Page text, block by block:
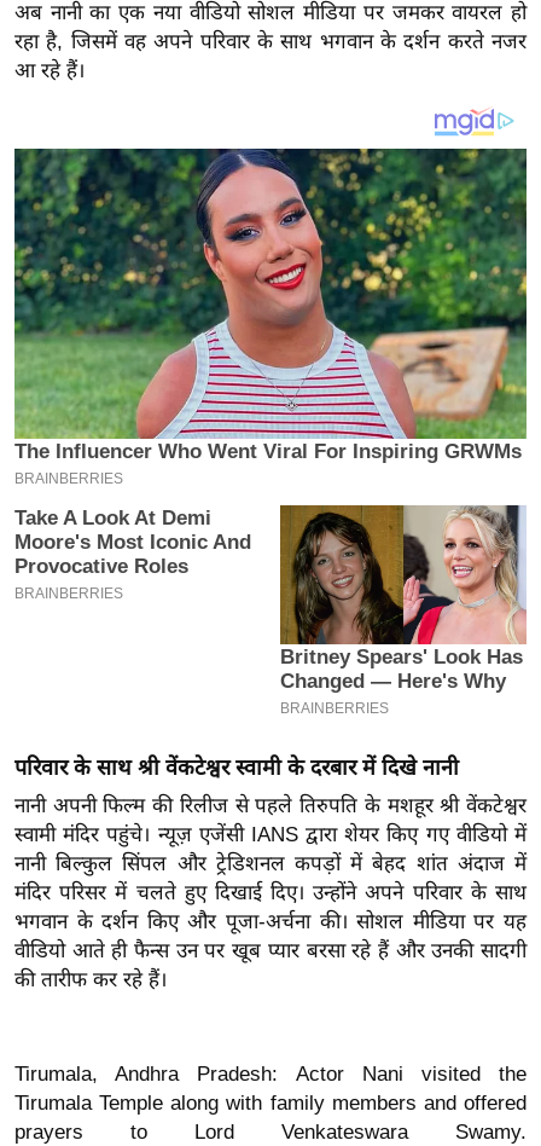
ष
ज्ञ
रा
ब
ज
ट
खे
ल
क्रि
के
ट
I
P
L
2
0
2
6
-
पे
प
र
मि
सा
ल
मि
सा
ल
अब नानी का एक नया वीडियो सोशल मीडिया पर जमकर वायरल हो
रहा है, जिसमें वह अपने परिवार के साथ भगवान के दर्शन करते नजर
आ रहे हैं।
परिवार के साथ श्री वेंकटेश्वर स्वामी के दरबार में दिखे नानी
नानी अपनी फिल्म की रिलीज से पहले तिरुपति के मशहूर श्री वेंकटेश्वर
स्वामी मंदिर पहुंचे। न्यूज़ एजेंसी IANS द्वारा शेयर किए गए वीडियो में
नानी बिल्कुल सिंपल और ट्रेडिशनल कपड़ों में बेहद शांत अंदाज में
मंदिर परिसर में चलते हुए दिखाई दिए। उन्होंने अपने परिवार के साथ
भगवान के दर्शन किए और पूजा-अर्चना की। सोशल मीडिया पर यह
वीडियो आते ही फैन्स उन पर खूब प्यार बरसा रहे हैं और उनकी सादगी
की तारीफ कर रहे हैं।
Tirumala, Andhra Pradesh: Actor Nani visited the
Tirumala Temple along with family members and offered
prayers to Lord Venkateswara Swamy.